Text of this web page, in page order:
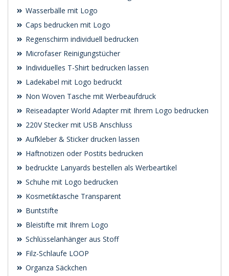
Wasserbälle mit Logo
Caps bedrucken mit Logo
Regenschirm individuell bedrucken
Microfaser Reinigungstücher
Individuelles T-Shirt bedrucken lassen
Ladekabel mit Logo bedruckt
Non Woven Tasche mit Werbeaufdruck
Reiseadapter World Adapter mit Ihrem Logo bedrucken
220V Stecker mit USB Anschluss
Aufkleber & Sticker drucken lassen
Haftnotizen oder Postits bedrucken
bedruckte Lanyards bestellen als Werbeartikel
Schuhe mit Logo bedrucken
Kosmetiktasche Transparent
Buntstifte
Bleistifte mit Ihrem Logo
Schlüsselanhänger aus Stoff
Filz-Schlaufe LOOP
Organza Säckchen